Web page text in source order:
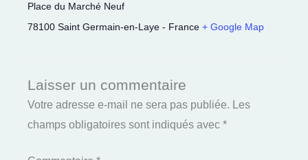
Place du Marché Neuf
78100 Saint Germain-en-Laye - France + Google Map
Laisser un commentaire
Votre adresse e-mail ne sera pas publiée. Les
champs obligatoires sont indiqués avec *